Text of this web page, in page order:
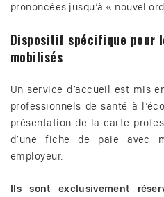
prononcées jusqu’à « nouvel
Dispositif spécifique pour
mobilisés
Un service d’accueil est mis
professionnels de santé à
présentation de la carte
d’une fiche de paie avec
employeur.
Ils sont exclusivement